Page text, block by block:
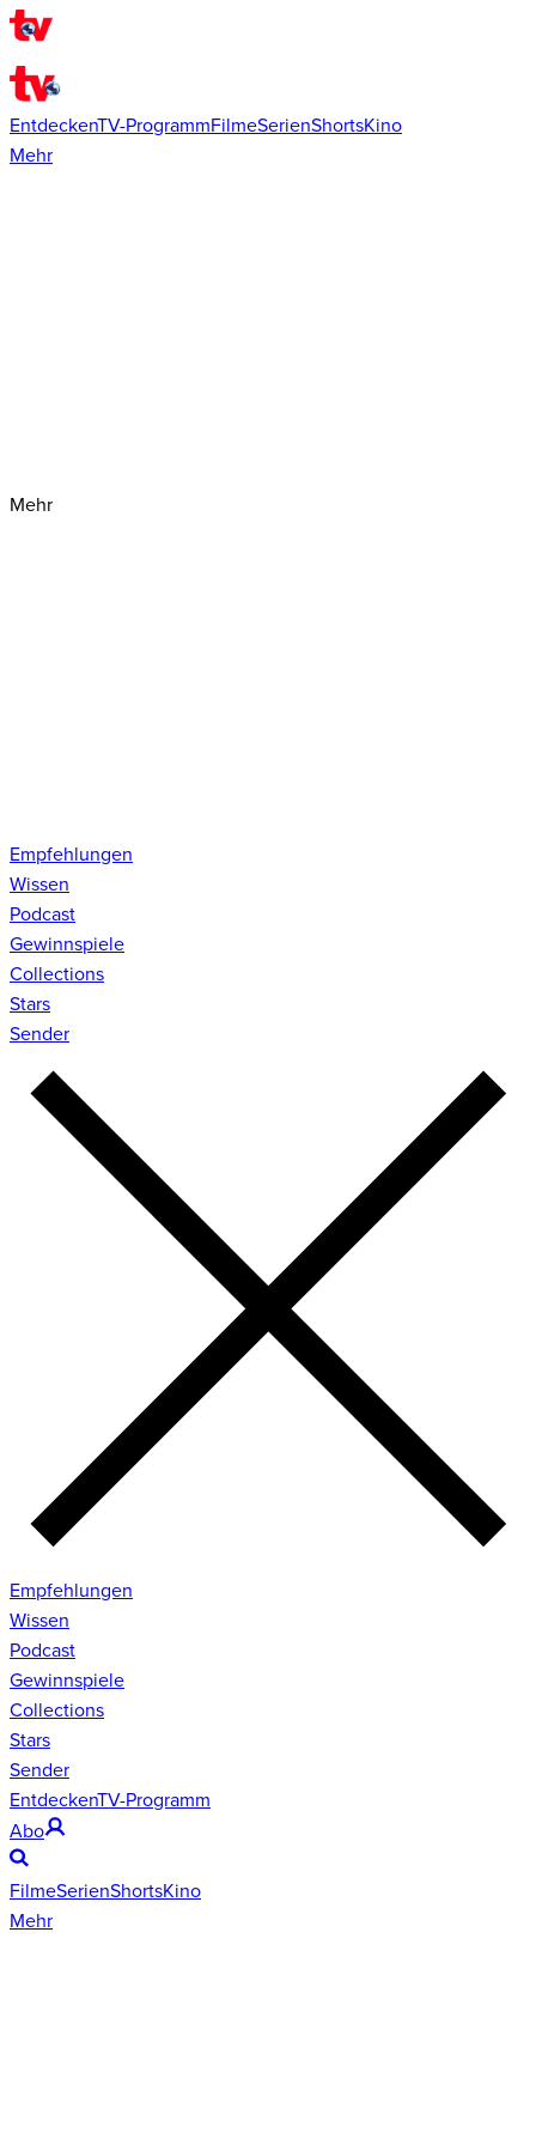
EntdeckenTV-ProgrammFilmeSerienShortsKino
Mehr
Mehr
Empfehlungen
Wissen
Podcast
Gewinnspiele
Collections
Stars
Sender
Empfehlungen
Wissen
Podcast
Gewinnspiele
Collections
Stars
Sender
EntdeckenTV-Programm
Abo
FilmeSerienShortsKino
Mehr